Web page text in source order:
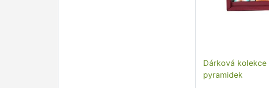
Dárková kolekce
pyramidek